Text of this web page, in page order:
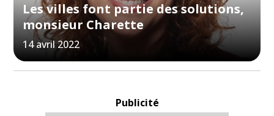
Les villes font partie des solutions,
monsieur Charette
14 avril 2022
Publicité